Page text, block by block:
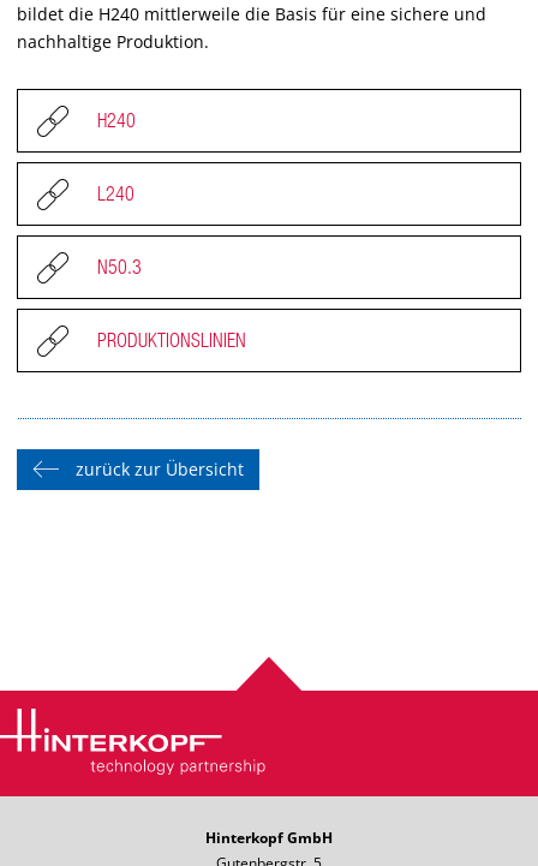
bildet die H240 mittlerweile die Basis für eine sichere und
nachhaltige Produktion.
H240
L240
N50.3
PRODUKTIONSLINIEN
zurück zur Übersicht
Hinterkopf GmbH